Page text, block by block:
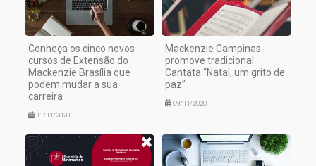
Conheça os cinco novos
cursos de Extensão do
Mackenzie Brasília que
podem mudar a sua
carreira
11/11/2020
Mackenzie Campinas
promove tradicional
Cantata “Natal, um grito de
paz”
09/11/2020